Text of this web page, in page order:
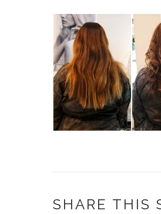
SHARE THIS